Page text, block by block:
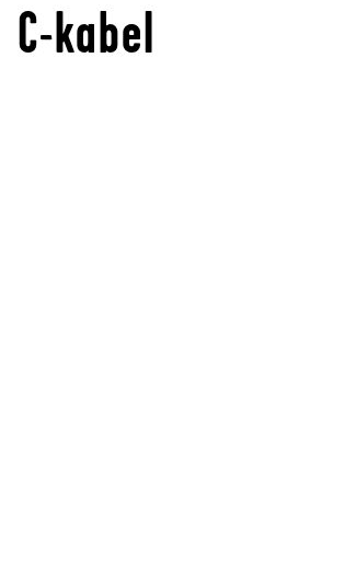
C-kabel